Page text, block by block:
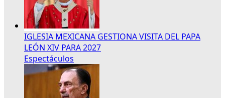
IGLESIA MEXICANA GESTIONA VISITA DEL PAPA
LEÓN XIV PARA 2027
Espectáculos